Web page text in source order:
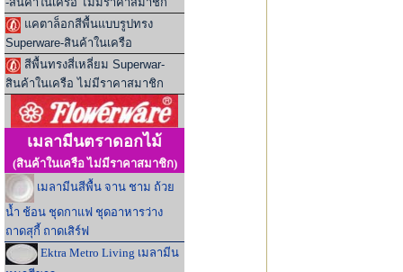
แคตาล็อกสีพื้นแบบรูปทรง
Superware-สินค้าในเครือ
สีพื้นทรงสี่เหลี่ยม Superwar-
สินค้าในเครือ ไม่มีราคาสมาชิก
เมลามีนตราดอกไม้
(สินค้าในเครือ ไม่มีราคาสมาชิก)
เมลามีนสีพื้น จาน ชาม ถ้วย
น้ำ ช้อน ชุดกาแฟ ชุดอาหารว่าง
ถาดสุกี้ ถาดเสิร์ฟ
Ektra Metro Living เมลามีน